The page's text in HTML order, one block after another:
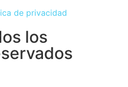
de privacidad
los